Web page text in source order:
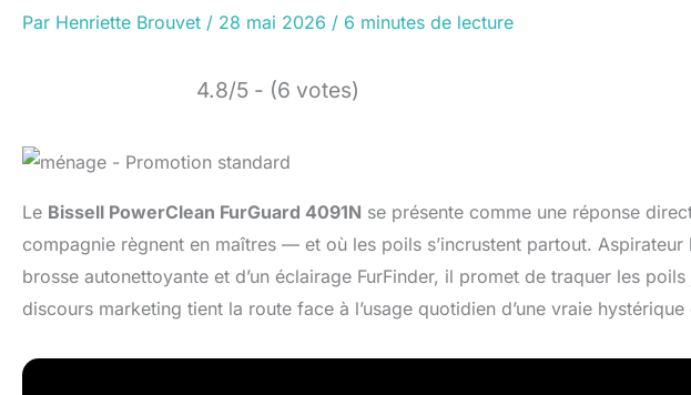
Par Henriette Brouvet / 28 mai 2026 / 6 minutes de lecture
4.8/5 - (6 votes)
Le Bissell PowerClean FurGuard 4091N se présente comme une réponse
compagnie règnent en maîtres — et où les poils s’incrustent partout. Aspirateur
brosse autonettoyante et d’un éclairage FurFinder, il promet de traquer les
discours marketing tient la route face à l’usage quotidien d’une vraie hystérique